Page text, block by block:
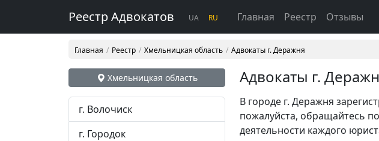
Реестр Адвокатов UA RU Главная Реестр Отзывы
Главная Реестр Хмельницкая область Адвокаты г. Деражня
Хмельницкая область
г. Волочиск
г. Городок
Адвокаты г.
В городе г. Деражня
пожалуйста, обращайтесь
деятельности каждого